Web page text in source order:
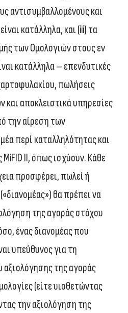
αντισυμβαλλομένους και
κατάλληλα, και (iii) τα
των Ομολογιών στους εν
κατάλληλα – επενδυτικές
πωλήσεις
αποκλειστικά υπηρεσίες
την αίρεση των
περί καταλληλότητας και
II, όπως ισχύουν. Κάθε
προσφέρει, πωλεί ή
θα πρέπει να
της αγοράς στόχου
ένας διανομέας που
υπεύθυνος για τη
αξιολόγησης της αγοράς
(είτε υιοθετώντας
την αξιολόγηση της